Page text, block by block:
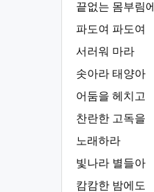
끝없는 몸부림에
파도여 파도여
서러워 마라
솟아라 태양아
어둠을 헤치고
찬란한 고독을
노래하라
빛나라 별들아
캄캄한 밤에도